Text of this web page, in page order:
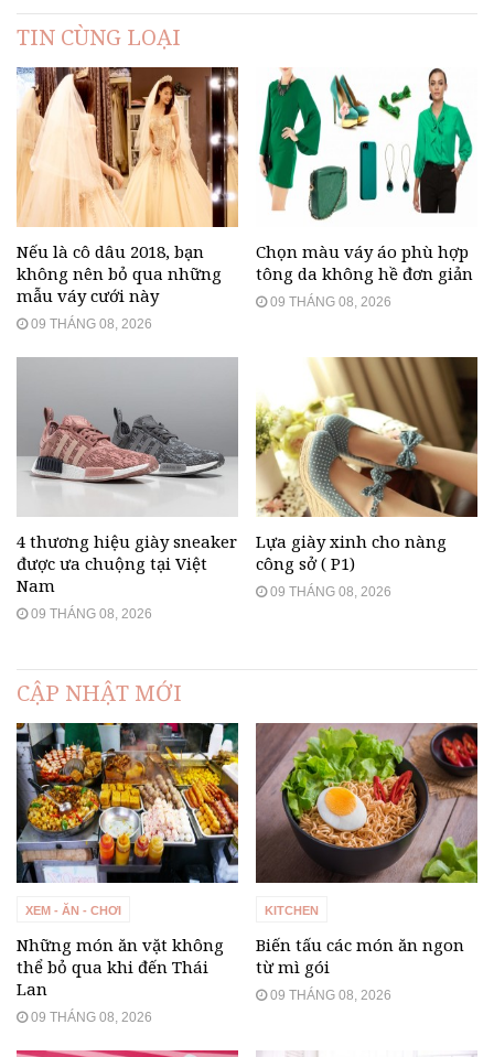
TIN CÙNG LOẠI
Nếu là cô dâu 2018, bạn
không nên bỏ qua những
mẫu váy cưới này
09 THÁNG 08, 2026
Chọn màu váy áo phù hợp
tông da không hề đơn giản
09 THÁNG 08, 2026
4 thương hiệu giày sneaker
được ưa chuộng tại Việt
Nam
09 THÁNG 08, 2026
Lựa giày xinh cho nàng
công sở ( P1)
09 THÁNG 08, 2026
CẬP NHẬT MỚI
XEM - ĂN - CHƠI
Những món ăn vặt không
thể bỏ qua khi đến Thái
Lan
09 THÁNG 08, 2026
KITCHEN
Biến tấu các món ăn ngon
từ mì gói
09 THÁNG 08, 2026